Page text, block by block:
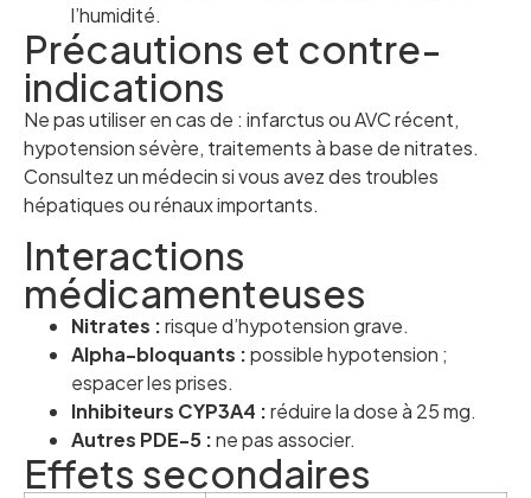
l’humidité.
Précautions et contre-
indications
Ne pas utiliser en cas de : infarctus ou AVC récent,
hypotension sévère, traitements à base de nitrates.
Consultez un médecin si vous avez des troubles
hépatiques ou rénaux importants.
Interactions
médicamenteuses
Nitrates :risque d’hypotension grave.
Alpha-bloquants :possible hypotension ;
espacer les prises.
Inhibiteurs CYP3A4 :réduire la dose à 25 mg.
Autres PDE-5 :ne pas associer.
Effets secondaires